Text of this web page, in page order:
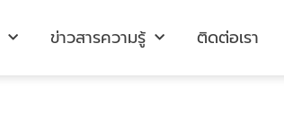
ข่าวสารความรู้ ติดต่อเรา